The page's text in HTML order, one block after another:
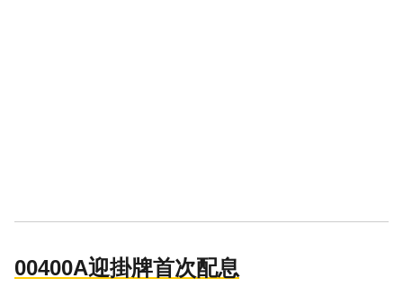
00400A迎掛牌首次配息